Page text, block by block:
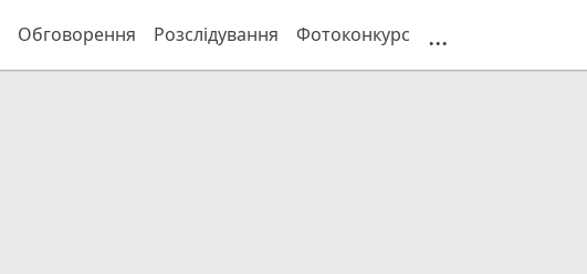
Обговорення Розслідування Фотоконкурс ...